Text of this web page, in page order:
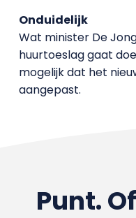
Onduidelijk
Wat minister De
huurtoeslag gaat
mogelijk dat het
aangepast.
Punt.